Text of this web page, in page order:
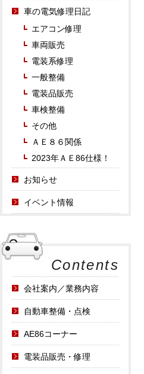
車の電気修理日記
エアコン修理
車両販売
電装系修理
一般整備
電装品販売
車検整備
その他
ＡＥ８６関係
2023年ＡＥ86仕様！
お知らせ
イベント情報
Contents
会社案内／業務内容
自動車整備・点検
AE86コーナー
電装品販売・修理